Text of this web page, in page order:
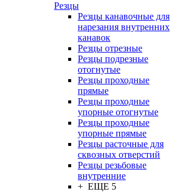
Резцы
Резцы канавочные для
нарезания внутренних
канавок
Резцы отрезные
Резцы подрезные
отогнутые
Резцы проходные
прямые
Резцы проходные
упорные отогнутые
Резцы проходные
упорные прямые
Резцы расточные для
сквозных отверстий
Резцы резьбовые
внутренние
+ ЕЩЕ 5